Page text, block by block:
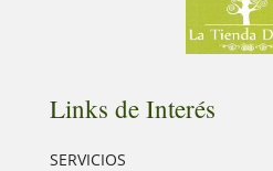
Links de Interés
SERVICIOS